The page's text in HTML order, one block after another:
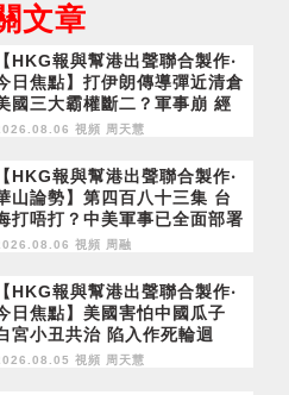
文章
【HKG報與幫港出聲聯合製作‧
日焦點】打伊朗傳導彈近清倉
國三大霸權斷二？軍事崩 經
損
視頻 周天慧
【HKG報與幫港出聲聯合製作‧
山論勢】第四百八十三集 台
打唔打？中美軍事已全面部署
年1月台灣選舉是臨界點？
視頻 周融
【HKG報與幫港出聲聯合製作‧
日焦點】美國害怕中國瓜子
宮小丑共治 陷入作死輪迴
視頻 周天慧